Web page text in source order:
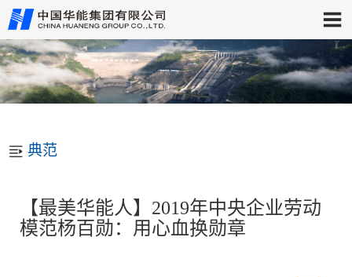
典范
【最美华能人】2019年中央企业劳动
模范杨百勋：用心血换勋章